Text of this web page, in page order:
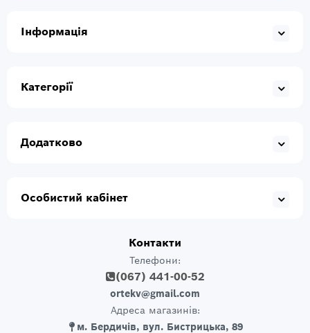
Інформація
Категорії
Додатково
Особистий кабінет
Контакти
Телефони:
(067) 441-00-52
ortekv@gmail.com
Адреса магазинів:
м. Бердичів, вул. Бистрицька, 89